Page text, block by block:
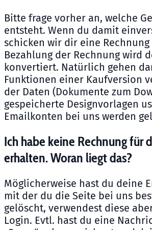
Bitte frage vorher an, welche
entsteht. Wenn du damit
schicken wir dir eine Rechnung
Bezahlung der Rechnung wird
konvertiert. Natürlich gehen
Funktionen einer Kaufversion
der Daten (Dokumente zum
gespeicherte Designvorlagen
Emailkonten bei uns werden
Ich habe keine Rechnung für
erhalten. Woran liegt das?
Möglicherweise hast du deine
mit der du die Seite bei uns
gelöscht, verwendest diese
Login. Evtl. hast du eine